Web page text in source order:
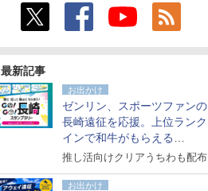
最新記事
お出かけ
ゼンリン、スポーツファンの
長崎遠征を応援。上位ランク
インで和牛がもらえる
「GO！GO！長崎スタンプラ
推し活向けクリアうちわも配布
お出かけ